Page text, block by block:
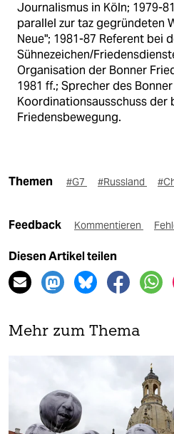
Journalismus in Köln; 1979-
parallel zur taz gegründeten
Neue"; 1981-87 Referent bei
Sühnezeichen/
Organisation der Bonner
1981 ff.; Sprecher des Bonner
Koordinationsausschuss der
Friedensbewegung.
Themen #G7 #Russland
Feedback Kommentieren
Diesen Artikel teilen
Mehr zum Thema